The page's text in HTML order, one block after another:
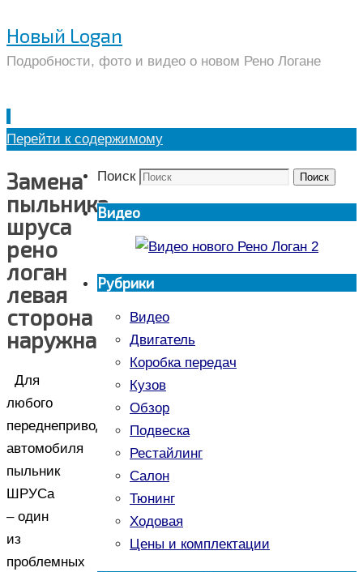
Новый Logan
Подробности, фото и видео о новом Рено Логане
Перейти к содержимому
Замена
пыльника
шруса
рено
логан
левая
сторона
наружная
Для
любого
переднеприводного
автомобиля
пыльник
ШРУСа
– один
из
проблемных
Поиск Поиск
Видео
Рубрики
Видео
Двигатель
Коробка передач
Кузов
Обзор
Подвеска
Рестайлинг
Салон
Тюнинг
Ходовая
Цены и комплектации